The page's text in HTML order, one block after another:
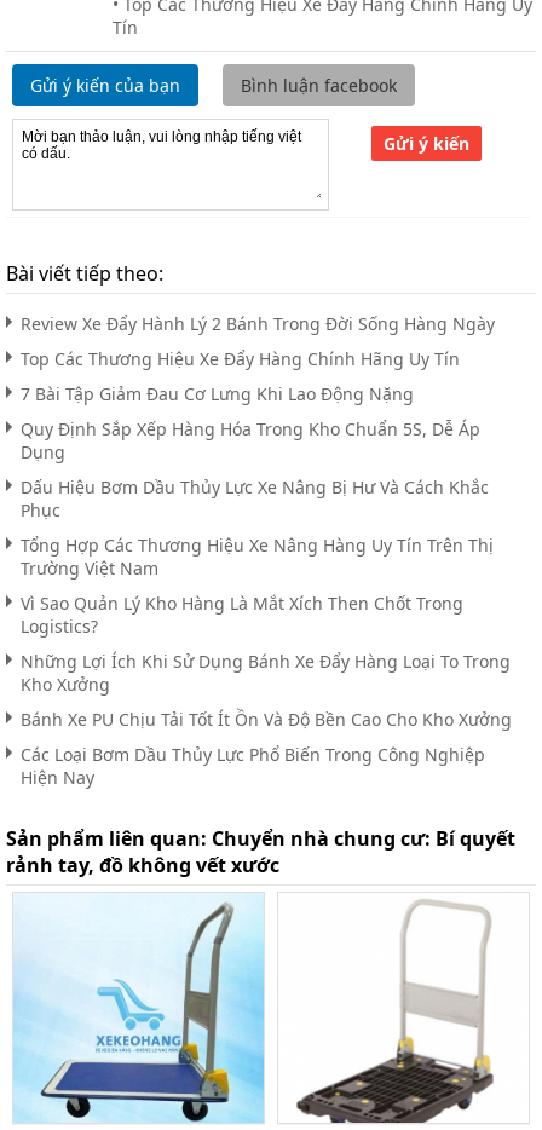
Tín
Gửi ý kiến của bạn Bình luận facebook
Gửi ý kiến
Bài viết tiếp theo:
Review Xe Đẩy Hành Lý 2 Bánh Trong Đời Sống Hàng Ngày
Top Các Thương Hiệu Xe Đẩy Hàng Chính Hãng Uy Tín
7 Bài Tập Giảm Đau Cơ Lưng Khi Lao Động Nặng
Quy Định Sắp Xếp Hàng Hóa Trong Kho Chuẩn 5S, Dễ Áp
Dụng
Dấu Hiệu Bơm Dầu Thủy Lực Xe Nâng Bị Hư Và Cách Khắc
Phục
Tổng Hợp Các Thương Hiệu Xe Nâng Hàng Uy Tín Trên Thị
Trường Việt Nam
Vì Sao Quản Lý Kho Hàng Là Mắt Xích Then Chốt Trong
Logistics?
Những Lợi Ích Khi Sử Dụng Bánh Xe Đẩy Hàng Loại To Trong
Kho Xưởng
Bánh Xe PU Chịu Tải Tốt Ít Ồn Và Độ Bền Cao Cho Kho Xưởng
Các Loại Bơm Dầu Thủy Lực Phổ Biến Trong Công Nghiệp
Hiện Nay
Sản phẩm liên quan: Chuyển nhà chung cư: Bí quyết
rảnh tay, đồ không vết xước